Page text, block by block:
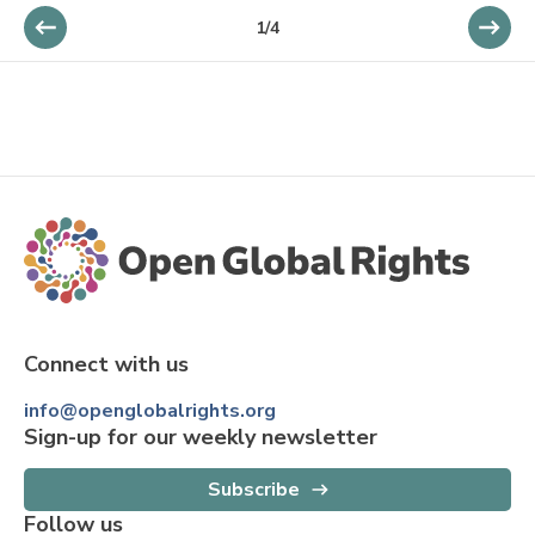
1/4
Connect with us
info@openglobalrights.org
Sign-up for our weekly newsletter
Subscribe
Follow us